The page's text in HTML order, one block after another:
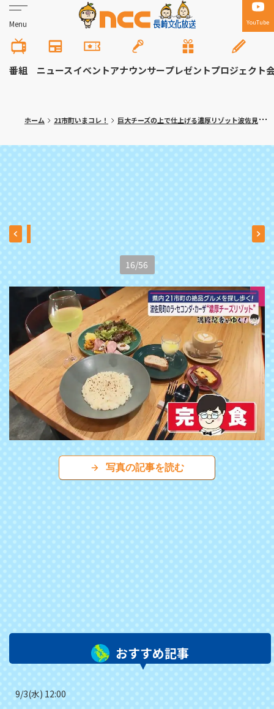
Menu YouTube
番組 ニュースイベントアナウンサープレゼントプロジェクト
ホーム 21市町いまコレ！ 巨大チーズの上で仕上げる濃厚リゾット波佐見町「ラ・セコンダ・カーザ」〈満腹記者がゆく⑬〉
16/56
写真の記事を読む
おすすめ記事
9/3(水) 12:00